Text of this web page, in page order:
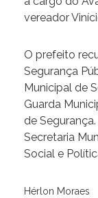
vereador
O prefeito
Segurança
Municipal de
Guarda
de
Secretaria
Social e
Hérlon Moraes